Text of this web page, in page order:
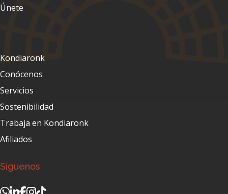
Únete
Kondiaronk
Conócenos
Servicios
Sostenibilidad
Trabaja en Kondiaronk
Afiliados
Síguenos